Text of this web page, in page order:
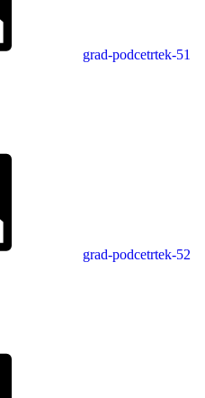
grad-podcetrtek-51
grad-podcetrtek-52